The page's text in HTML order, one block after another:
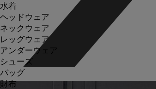
水着
ヘッドウェア
ネックウェア
レッグウェア
アンダーウェア
シューズ
バッグ
財布